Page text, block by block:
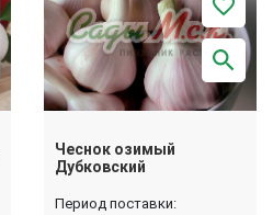
Чеснок озимый
Дубковский
Период поставки: